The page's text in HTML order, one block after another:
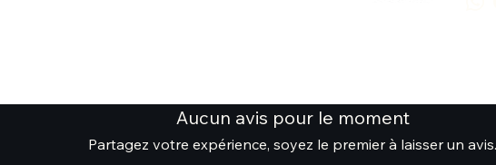
Aucun avis pour le moment
Partagez votre expérience, soyez le premier à laisser un avis.